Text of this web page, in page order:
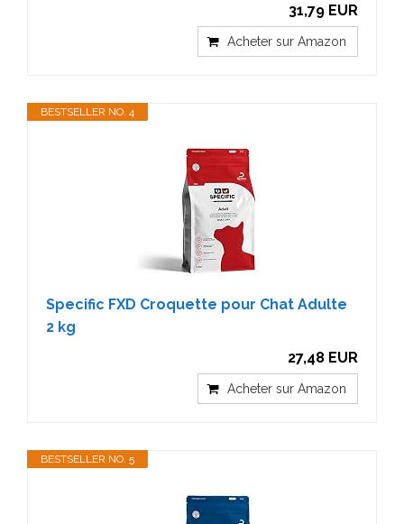
31,79 EUR
Acheter sur Amazon
BESTSELLER NO. 4
Specific FXD Croquette pour Chat Adulte
2 kg
27,48 EUR
Acheter sur Amazon
BESTSELLER NO. 5